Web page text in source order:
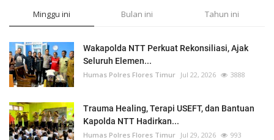
Minggu ini Bulan ini Tahun ini
Wakapolda NTT Perkuat Rekonsiliasi, Ajak
Seluruh Elemen...
Humas Polres Flores Timur Jul 22, 2026 3888
Trauma Healing, Terapi USEFT, dan Bantuan
Kapolda NTT Hadirkan...
Humas Polres Flores Timur Jul 29, 2026 993